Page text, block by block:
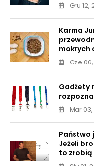
Gru 12,
Karma
mokrych
Cze
Gadżety
Mar
Państwo
Jeżeli
to zrobią